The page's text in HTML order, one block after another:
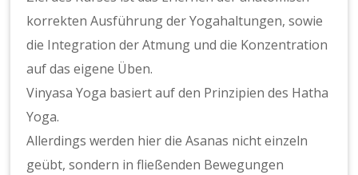
korrekten Ausführung der Yogahaltungen, sowie
die Integration der Atmung und die Konzentration
auf das eigene Üben.
Vinyasa Yoga basiert auf den Prinzipien des Hatha
Yoga.
Allerdings werden hier die Asanas nicht einzeln
geübt, sondern in fließenden Bewegungen